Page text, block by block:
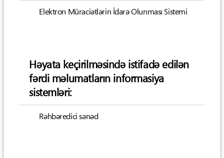
Elektron Müraciətlərin İdarə Olunması Sistemi
Həyata keçirilməsində istifadə edilən
fərdi məlumatların informasiya
sistemləri:
Rəhbəredici sənəd